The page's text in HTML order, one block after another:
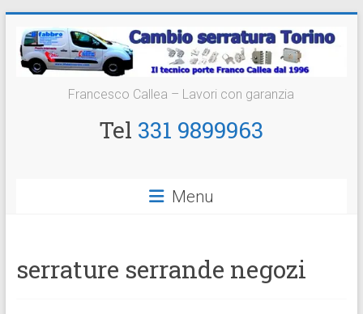
contenuto
Cambio
Serratura
Francesco Callea – Lavori con garanzia
Tel 331 9899963
Menu
serrature serrande negozi